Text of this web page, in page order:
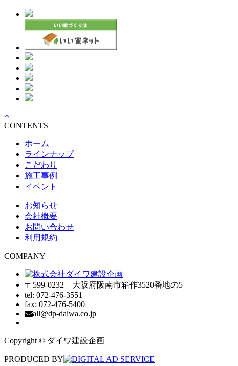
CONTENTS
ホーム
ラインナップ
こだわり
施工事例
イベント
お知らせ
会社概要
お問い合わせ
利用規約
COMPANY
〒599-0232 大阪府阪南市箱作3520番地の5
tel: 072-476-3551
fax: 072-476-5400
all@dp-daiwa.co.jp
Copyright © ダイワ建設企画
PRODUCED BY